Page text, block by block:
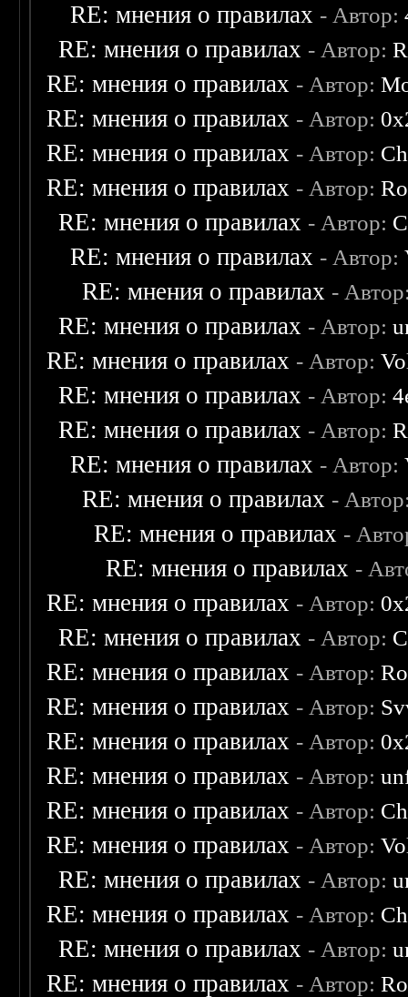
RE: мнения о правилах - Автор:
RE: мнения о правилах - Автор:
RE: мнения о правилах - Автор:
RE: мнения о правилах - Автор:
RE: мнения о правилах - Автор:
RE: мнения о правилах - Автор:
RE: мнения о правилах - Автор:
RE: мнения о правилах - Автор:
RE: мнения о правилах -
RE: мнения о правилах - Автор:
RE: мнения о правилах - Автор:
RE: мнения о правилах - Автор:
RE: мнения о правилах - Автор:
RE: мнения о правилах - Автор:
RE: мнения о правилах -
RE: мнения о правилах -
RE: мнения о правилах -
RE: мнения о правилах - Автор:
RE: мнения о правилах - Автор:
RE: мнения о правилах - Автор:
RE: мнения о правилах - Автор:
RE: мнения о правилах - Автор:
RE: мнения о правилах - Автор:
RE: мнения о правилах - Автор:
RE: мнения о правилах - Автор:
RE: мнения о правилах - Автор:
RE: мнения о правилах - Автор:
RE: мнения о правилах - Автор:
RE: мнения о правилах - Автор: